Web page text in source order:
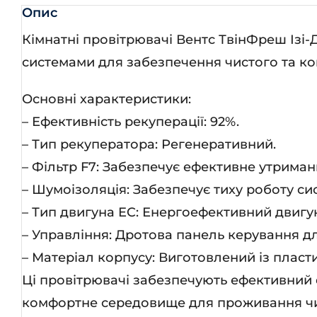
Опис
Кімнатні провітрювачі Вентс ТвінФреш
системами для забезпечення чистого та
Основні характеристики:
– Ефективність рекуперації: 92%.
– Тип рекуператора: Регенеративний.
– Фільтр F7: Забезпечує ефективне
– Шумоізоляція: Забезпечує тиху роботу
– Тип двигуна EC: Енергоефективний
– Управління: Дротова панель керування
– Матеріал корпусу: Виготовлений із
Ці провітрювачі забезпечують
комфортне середовище для проживання